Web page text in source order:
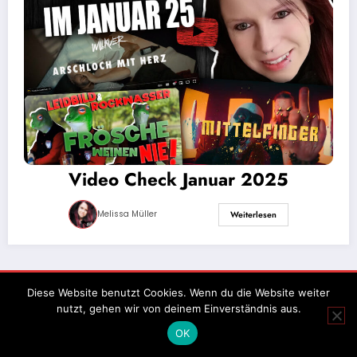
Video Check Januar 2025
Melissa Müller Weiterlesen
Impressum Datenschutz
Diese Website benutzt Cookies. Wenn du die Website weiter
nutzt, gehen wir von deinem Einverständnis aus.
OK